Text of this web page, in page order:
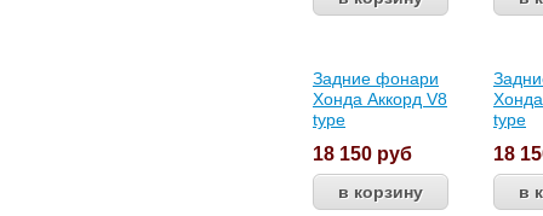
Задние фонари
Хонда Аккорд V8
type
18 150 руб
type
18